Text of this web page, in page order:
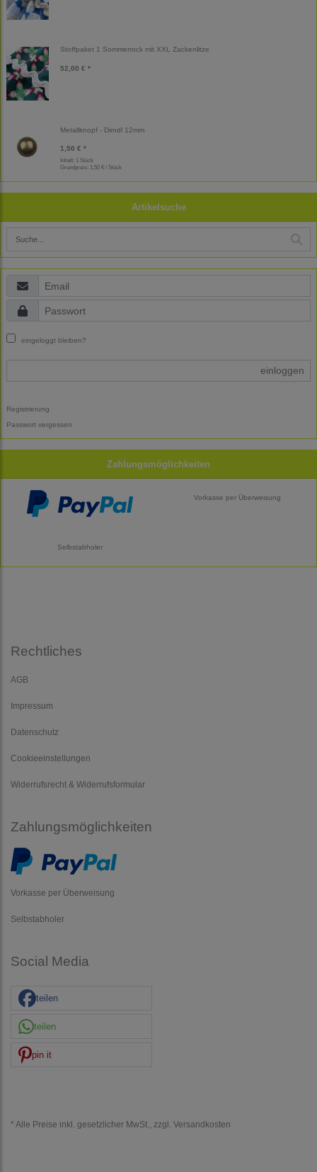
Stoffpaket 1 Sommerrock mit XXL Zackenlitze
52,00 € *
Metallknopf - Dirndl 12mm
1,50 € *
Inhalt: 1 Stück
Grundpreis: 1,50 € / Stück
Artikelsuche
eingeloggt bleiben?
einloggen
Registrierung
Passwort vergessen
Zahlungsmöglichkeiten
Vorkasse per Überweisung
Selbstabholer
Rechtliches
AGB
Impressum
Datenschutz
Cookieeinstellungen
Widerrufsrecht & Widerrufsformular
Zahlungsmöglichkeiten
Vorkasse per Überweisung
Selbstabholer
Social Media
teilen
teilen
pin it
* Alle Preise inkl. gesetzlicher MwSt., zzgl. Versandkosten